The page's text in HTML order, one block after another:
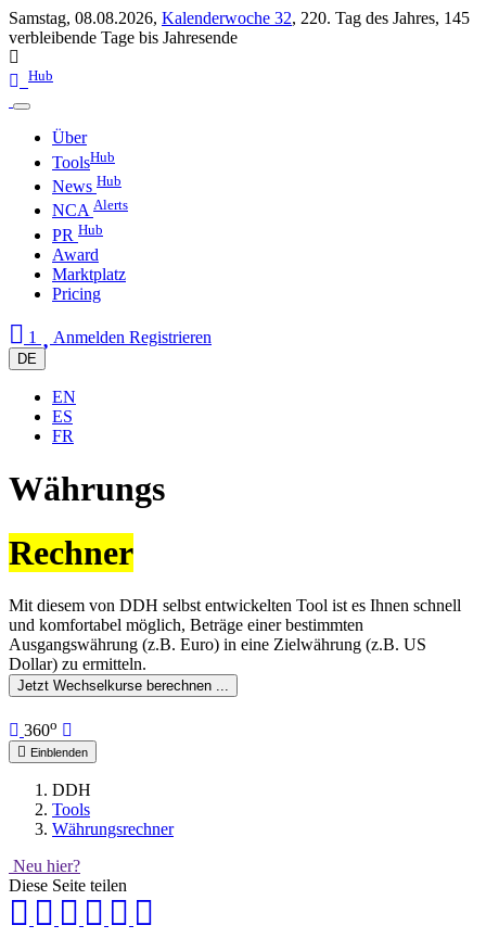
Samstag, 08.08.2026, Kalenderwoche 32, 220. Tag des Jahres, 145
verbleibende Tage bis Jahresende
Hub
Über
ToolsHub
News Hub
NCA Alerts
PR Hub
Award
Marktplatz
Pricing
1 Anmelden Registrieren
DE
EN
ES
FR
Währungs
Rechner
Mit diesem von DDH selbst entwickelten Tool ist es Ihnen schnell
und komfortabel möglich, Beträge einer bestimmten
Ausgangswährung (z.B. Euro) in eine Zielwährung (z.B. US
Dollar) zu ermitteln.
Jetzt Wechselkurse berechnen ...
360o
Einblenden
DDH
Tools
Währungsrechner
Neu hier?
Diese Seite teilen